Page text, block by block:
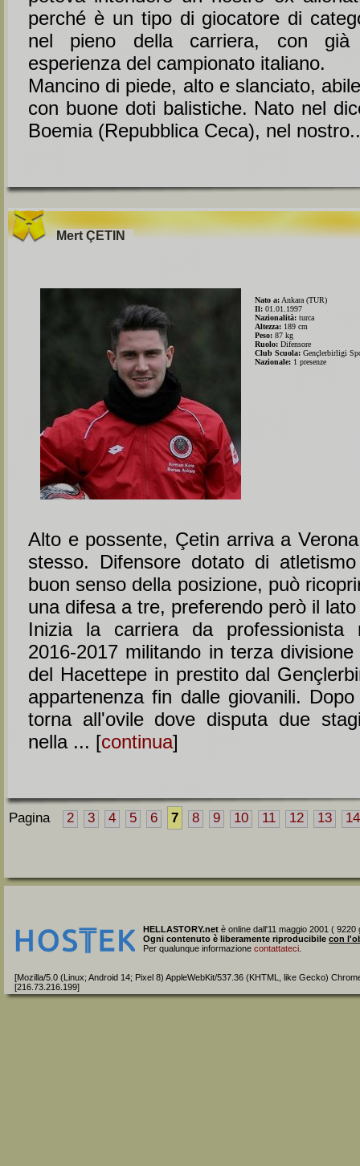
perché è un tipo di giocatore di
nel pieno della carriera, con già
esperienza del campionato italiano.
Mancino di piede, alto e slanciato,
con buone doti balistiche. Nato nel
Boemia (Repubblica Ceca), nel
Mert ÇETIN
Nato a:Ankara (TUR)
Il: 01.01.1997
Nazionalità: turca
Altezza: 189 cm
Peso: 87 kg
Ruolo: Difensore
Club Scuola: Gençlerbirligi
Nazionale: 1 presenze
Alto e possente, Çetin arriva a
stesso. Difensore dotato di
buon senso della posizione, può
una difesa a tre, preferendo però il
Inizia la carriera da professionista
2016-2017 militando in terza
del Hacettepe in prestito dal
appartenenza fin dalle giovanili.
torna all'ovile dove disputa due
nella ... [continua]
Pagina 2 3 4 5 6 7 8 9 10 11 12 13 14
HELLASTORY.net è online dall'11 maggio 2001 ( 9220
Ogni contenuto è liberamente riproducibile con
Per qualunque informazione contattateci
[Mozilla/5.0 (Linux; Android 14; Pixel 8) AppleWebKit/537.36 (KHTML, like Gecko)
[216.73.216.199]